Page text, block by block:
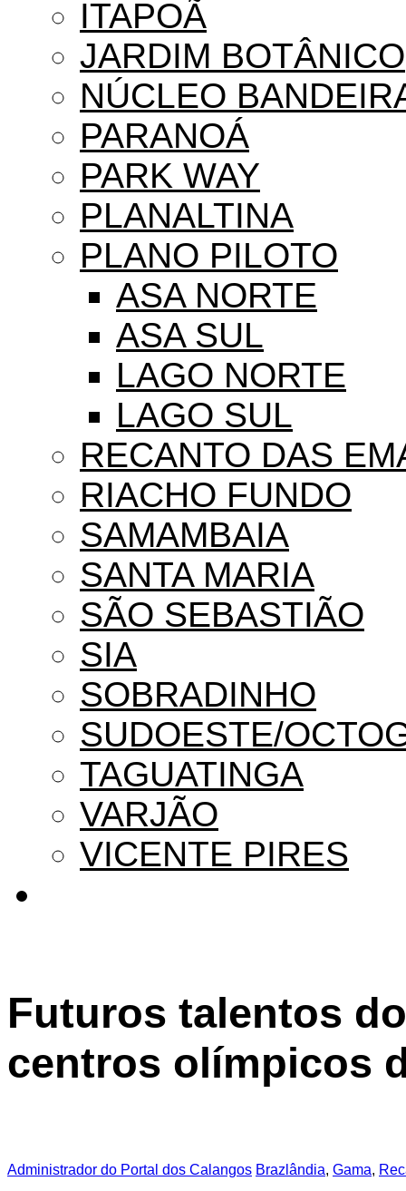
ITAPOÃ
JARDIM BOTÂNICO
NÚCLEO
PARANOÁ
PARK WAY
PLANALTINA
PLANO PILOTO
ASA NORTE
ASA SUL
LAGO NORTE
LAGO SUL
RECANTO DAS
RIACHO FUNDO
SAMAMBAIA
SANTA MARIA
SÃO SEBASTIÃO
SIA
SOBRADINHO
SUDOESTE/
TAGUATINGA
VARJÃO
VICENTE PIRES
Futuros talentos
centros olímpicos
Administrador do Portal dos Calangos Brazlândia, Gama,